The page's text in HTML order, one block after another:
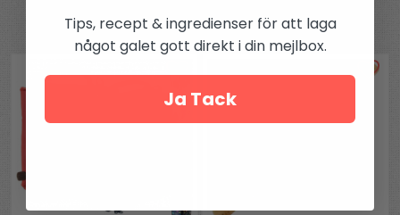
Andra köpte även
Tips, recept & ingredienser för att laga
något galet gott direkt i din mejlbox.
Ja Tack